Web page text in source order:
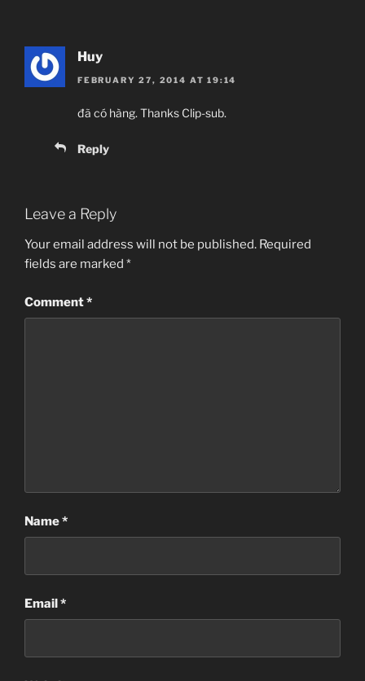
Huy
FEBRUARY 27, 2014 AT 19:14
đã có hàng. Thanks Clip-sub.
Reply
Leave a Reply
Your email address will not be published. Required
fields are marked *
Comment*
Name*
Email*